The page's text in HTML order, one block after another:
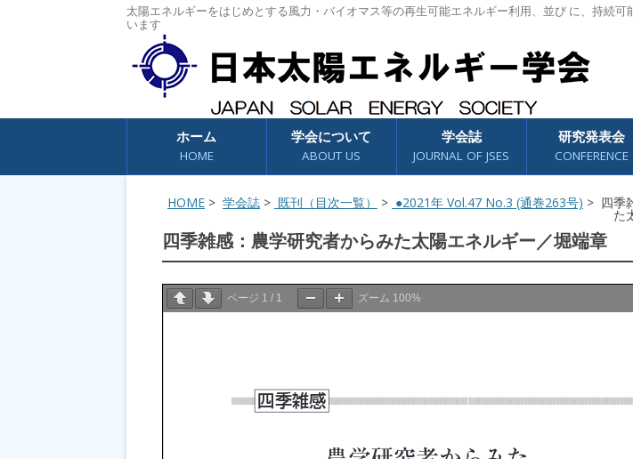
太陽エネルギーをはじめとする風力・バイオマス等の再生可能エネルギー利用、並び に、持続
います
コンテンツへスキップ
ホーム
HOME
学会について
ABOUT US
学会誌
JOURNAL OF JSES
研究発表会
CONFERENCE
HOME > 学会誌 > 既刊（目次一覧） > ●2021年 Vol.47 No.3 (通巻263号) > 四季
た
四季雑感：農学研究者からみた太陽エネルギー／堀端章
ページ 1 / 1 ズーム 100%